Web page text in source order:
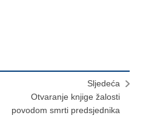
Sljedeća
Otvaranje knjige žalosti
povodom smrti predsjednika